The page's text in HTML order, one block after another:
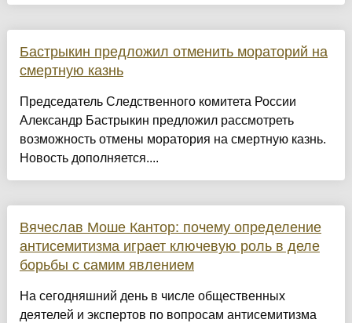
Бастрыкин предложил отменить мораторий на
смертную казнь
Председатель Следственного комитета России
Александр Бастрыкин предложил рассмотреть
возможность отмены моратория на смертную казнь.
Новость дополняется....
Вячеслав Моше Кантор: почему определение
антисемитизма играет ключевую роль в деле
борьбы с самим явлением
На сегодняшний день в числе общественных
деятелей и экспертов по вопросам антисемитизма